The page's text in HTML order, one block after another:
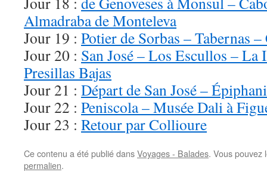
Almadraba de Monteleva
Jour 19 : Potier de Sorbas – Tabernas
Jour 20 : San José – Los Escullos –
Presillas Bajas
Jour 21 : Départ de San José –
Jour 22 : Peniscola – Musée Dali à
Jour 23 : Retour par Collioure
Ce contenu a été publié dansVoyages - Balades. Vous
permalien.